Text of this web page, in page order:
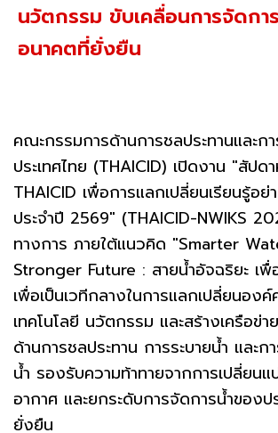
นวัตกรรม ขับเคลื่อนการจัดกา
อนาคตที่ยั่งยืน
คณะกรรมการด้านการชลประทานและก
ประเทศไทย (THAICID) เปิดงาน "สัปด
THAICID เพื่อการแลกเปลี่ยนเรียนรู้อ
ประจำปี 2569" (THAICID-NWIKS
ทางการ ภายใต้แนวคิด "Smarter
Stronger Future : สายน้ำอัจฉริยะ เ
เพื่อเป็นเวทีกลางในการแลกเปลี่ยนอง
เทคโนโลยี นวัตกรรม และสร้างเครือข่
ด้านการชลประทาน การระบายน้ำ และก
น้ำ รองรับความท้าทายจากการเปลี่ยน
อากาศ และยกระดับการจัดการน้ำของป
ยั่งยืน